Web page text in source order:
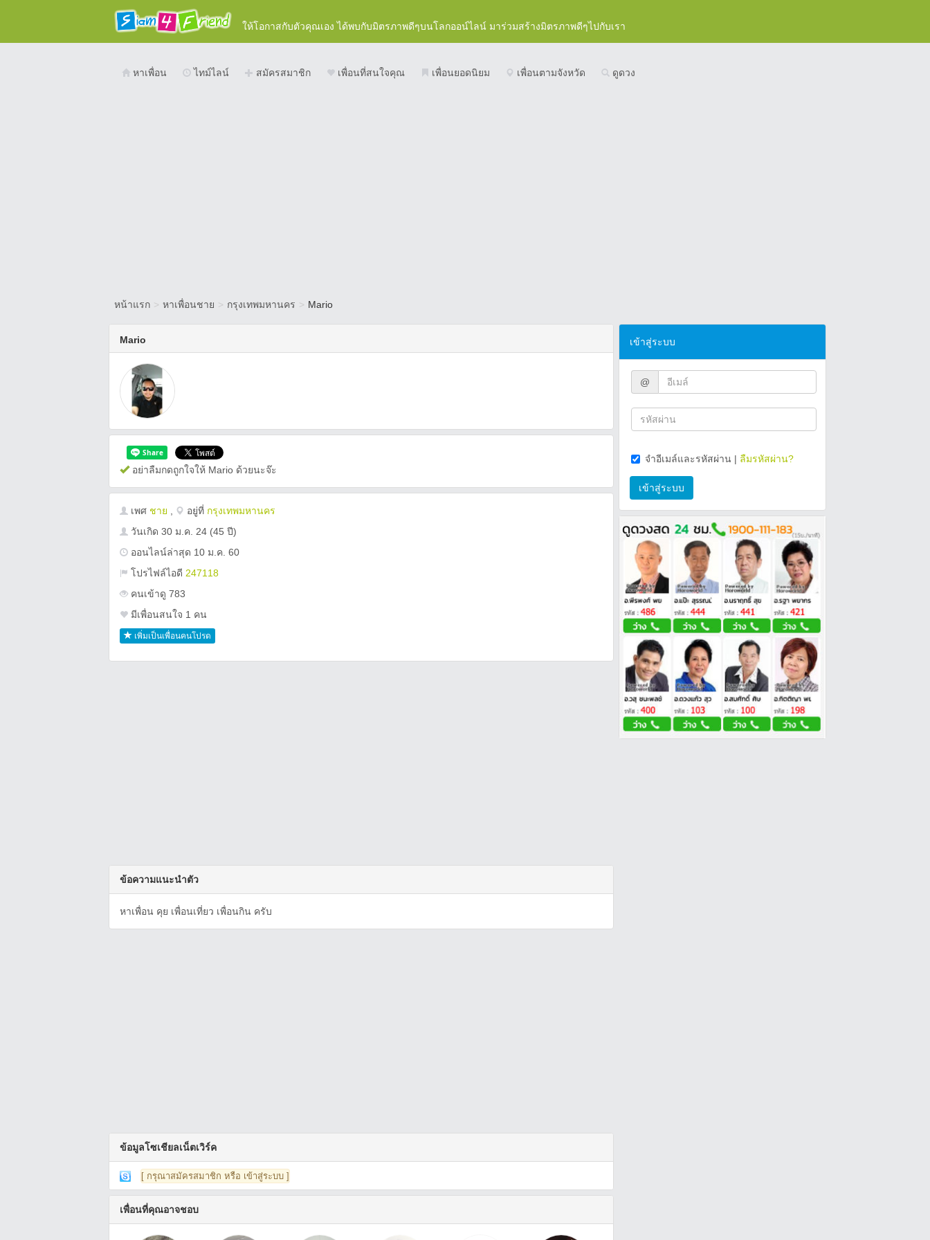
ให้โอกาสกับตัวคุณเอง ได้พบกับมิตรภาพดีๆบนโลกออน์ไลน์ มาร่วมสร้างมิตรภาพดีๆไปกับเรา
หาเพื่อน ไทม์ไลน์ สมัครสมาชิก เพื่อนที่สนใจคุณ เพื่อนยอดนิยม เพื่อนตามจังหวัด ดูดวง
หน้าแรก > หาเพื่อนชาย > กรุงเทพมหานคร > Mario
Mario
อย่าลืมกดถูกใจให้ Mario ด้วยนะจ๊ะ
เพศ ชาย อยู่ที่ กรุงเทพมหานคร
วันเกิด 30 ม.ค. 24 (45 ปี)
ออนไลน์ล่าสุด 10 ม.ค. 60
โปรไฟล์ไอดี 247118
คนเข้าดู 783
มีเพื่อนสนใจ 1 คน
เพิ่มเป็นเพื่อนคนโปรด
ข้อความแนะนำตัว
หาเพื่อน คุย เพื่อนเที่ยว เพื่อนกิน ครับ
ข้อมูลโซเชียลเน็ตเวิร์ค
[ กรุณาสมัครสมาชิก หรือ เข้าสู่ระบบ ]
เพื่อนที่คุณอาจชอบ
เข้าสู่ระบบ
@
จำอีเมล์และรหัสผ่าน | ลืมรหัสผ่าน?
เข้าสู่ระบบ